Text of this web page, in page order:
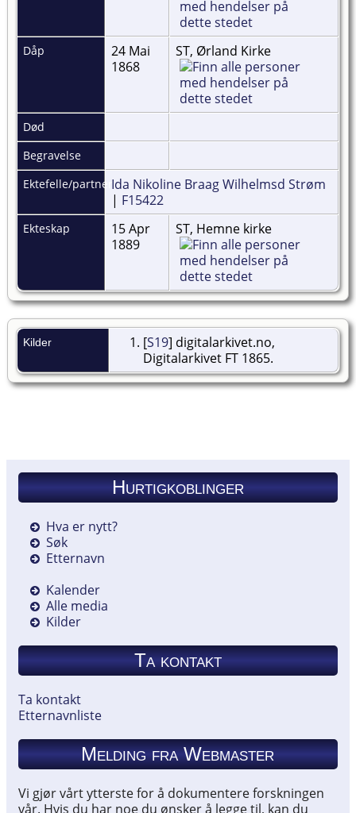
Dåp
24 Mai
1868
ST, Ørland Kirke
Død
Begravelse
Ektefelle/partnerIda Nikoline Braag Wilhelmsd Strøm
| F15422
Ekteskap
15 Apr
1889
ST, Hemne kirke
Kilder [S19] digitalarkivet.no,
Digitalarkivet FT 1865.
Hurtigkoblinger
Hva er nytt?
Søk
Etternavn
Kalender
Alle media
Kilder
Ta kontakt
Ta kontakt
Etternavnliste
Melding fra Webmaster
Vi gjør vårt ytterste for å dokumentere forskningen
vår. Hvis du har noe du ønsker å legge til, kan du